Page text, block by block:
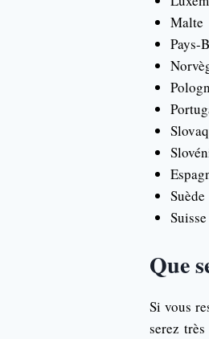
Malte
Pays-
Suède
Suisse
Que
Si vous
serez